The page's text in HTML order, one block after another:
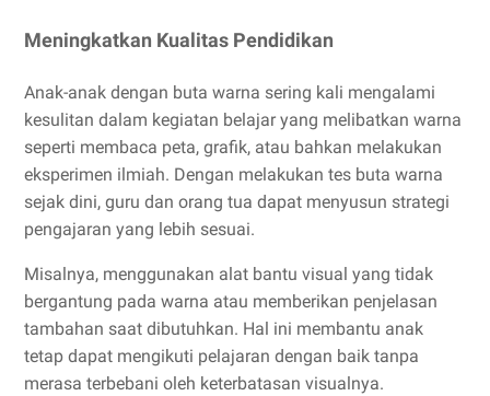
Meningkatkan Kualitas Pendidikan
Anak-anak dengan buta warna sering kali mengalami
kesulitan dalam kegiatan belajar yang melibatkan warna
seperti membaca peta, grafik, atau bahkan melakukan
eksperimen ilmiah. Dengan melakukan tes buta warna
sejak dini, guru dan orang tua dapat menyusun strategi
pengajaran yang lebih sesuai.
Misalnya, menggunakan alat bantu visual yang tidak
bergantung pada warna atau memberikan penjelasan
tambahan saat dibutuhkan. Hal ini membantu anak
tetap dapat mengikuti pelajaran dengan baik tanpa
merasa terbebani oleh keterbatasan visualnya.